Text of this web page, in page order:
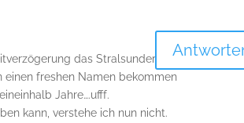
das Stralsunder
einen freshen Namen bekommen
Jahre….ufff.
kann, verstehe ich nun nicht.